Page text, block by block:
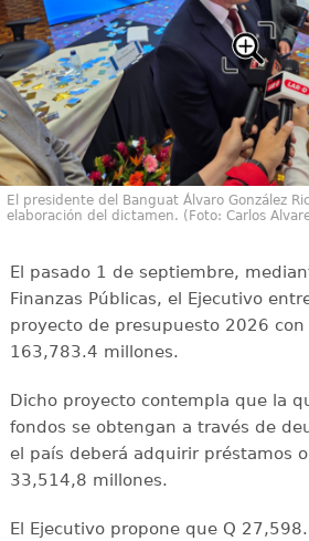
El presidente del Banguat Álvaro González
elaboración del dictamen. (Foto: Carlos
El pasado 1 de septiembre,
Finanzas Públicas, el Ejecutivo
proyecto de presupuesto 2026
163,783.4 millones.
Dicho proyecto contempla que la
fondos se obtengan a través de
el país deberá adquirir préstamos
33,514,8 millones.
El Ejecutivo propone que Q